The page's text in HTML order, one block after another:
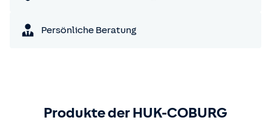
Persönliche Beratung
Produkte der HUK-COBURG